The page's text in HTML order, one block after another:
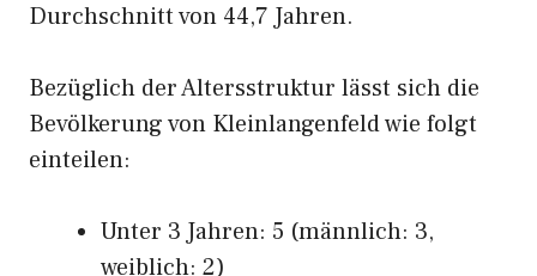
Durchschnitt von 44,7 Jahren.
Bezüglich der Altersstruktur lässt sich die
Bevölkerung von Kleinlangenfeld wie folgt
einteilen:
Unter 3 Jahren: 5 (männlich: 3,
weiblich: 2)